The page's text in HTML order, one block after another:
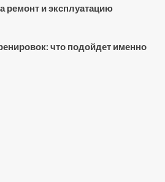
ремонт и эксплуатацию
что подойдет именно